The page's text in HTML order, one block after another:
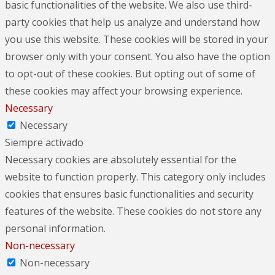
basic functionalities of the website. We also use third-
party cookies that help us analyze and understand how
you use this website. These cookies will be stored in your
browser only with your consent. You also have the option
to opt-out of these cookies. But opting out of some of
these cookies may affect your browsing experience.
Necessary
Necessary
Siempre activado
Necessary cookies are absolutely essential for the
website to function properly. This category only includes
cookies that ensures basic functionalities and security
features of the website. These cookies do not store any
personal information.
Non-necessary
Non-necessary